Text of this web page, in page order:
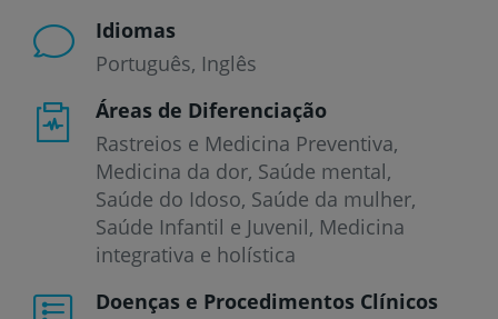
Idiomas
Português Inglês
Áreas de Diferenciação
Rastreios e Medicina Preventiva,
Medicina da dor, Saúde mental,
Saúde do Idoso, Saúde da mulher,
Saúde Infantil e Juvenil, Medicina
integrativa e holística
Doenças e Procedimentos Clínicos